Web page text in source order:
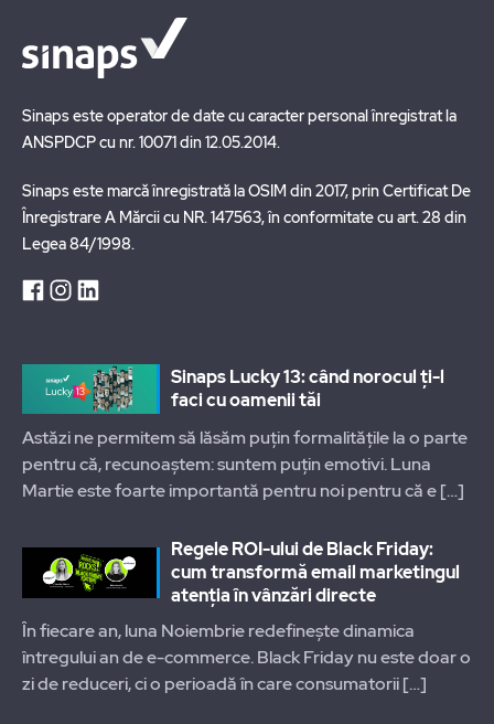
Sinaps este operator de date cu caracter personal înregistrat la
ANSPDCP cu nr. 10071 din 12.05.2014.
Sinaps este marcă înregistrată la OSIM din 2017, prin Certificat De
Înregistrare A Mărcii cu NR. 147563, în conformitate cu art. 28 din
Legea 84/1998.
Sinaps Lucky 13: când norocul ți-l
faci cu oamenii tăi
Astăzi ne permitem să lăsăm puțin formalitățile la o parte
pentru că, recunoaștem: suntem puțin emotivi. Luna
Martie este foarte importantă pentru noi pentru că e[…]
Regele ROI-ului de Black Friday:
cum transformă email marketingul
atenția în vânzări directe
În fiecare an, luna Noiembrie redefinește dinamica
întregului an de e-commerce. Black Friday nu este doar o
zi de reduceri, ci o perioadă în care consumatorii[…]